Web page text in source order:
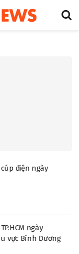
điện ngày
ngày
vực Bình Dương